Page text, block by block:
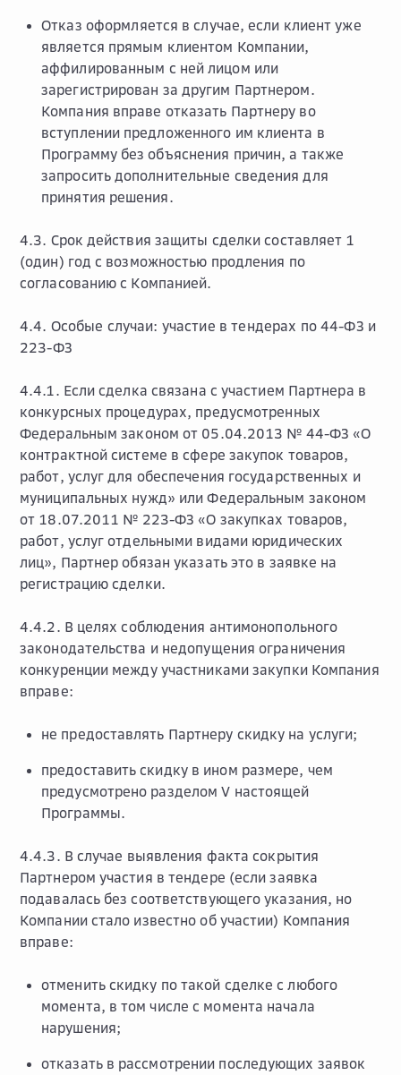
Отказ оформляется в случае, если клиент уже
является прямым клиентом Компании,
аффилированным с ней лицом или
зарегистрирован за другим Партнером.
Компания вправе отказать Партнеру во
вступлении предложенного им клиента в
Программу без объяснения причин, а также
запросить дополнительные сведения для
принятия решения.
4.3. Срок действия защиты сделки составляет 1
(один) год с возможностью продления по
согласованию с Компанией.
4.4. Особые случаи: участие в тендерах по 44-ФЗ и
223-ФЗ
4.4.1. Если сделка связана с участием Партнера в
конкурсных процедурах, предусмотренных
Федеральным законом от 05.04.2013 № 44-ФЗ «О
контрактной системе в сфере закупок товаров,
работ, услуг для обеспечения государственных и
муниципальных нужд» или Федеральным законом
от 18.07.2011 № 223-ФЗ «О закупках товаров,
работ, услуг отдельными видами юридических
лиц», Партнер обязан указать это в заявке на
регистрацию сделки.
4.4.2. В целях соблюдения антимонопольного
законодательства и недопущения ограничения
конкуренции между участниками закупки Компания
вправе:
не предоставлять Партнеру скидку на услуги;
предоставить скидку в ином размере, чем
предусмотрено разделом V настоящей
Программы.
4.4.3. В случае выявления факта сокрытия
Партнером участия в тендере (если заявка
подавалась без соответствующего указания, но
Компании стало известно об участии) Компания
вправе:
отменить скидку по такой сделке с любого
момента, в том числе с момента начала
нарушения;
отказать в рассмотрении последующих заявок